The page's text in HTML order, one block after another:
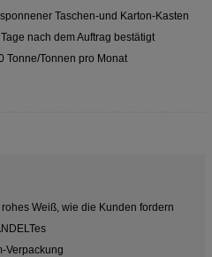
Taschen-und Karton-Kasten
nach dem Auftrag bestätigt
Tonne/Tonnen pro Monat
Weiß, wie die Kunden fordern
Verpackung